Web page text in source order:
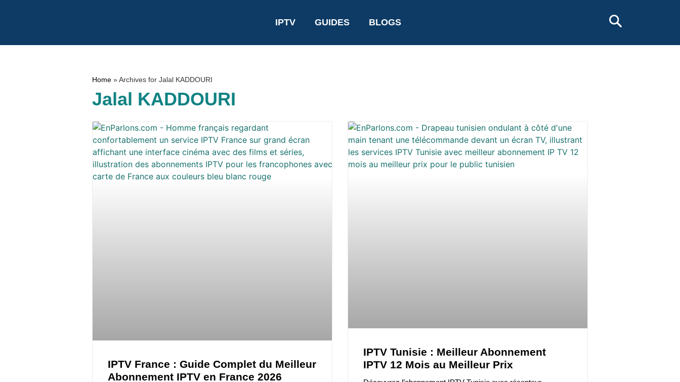
IPTV GUIDES BLOGS
Home »Archives for Jalal KADDOURI
Jalal KADDOURI
IPTV France : Guide Complet du Meilleur
Abonnement IPTV en France 2026
IPTV Tunisie : Meilleur Abonnement
IPTV 12 Mois au Meilleur Prix